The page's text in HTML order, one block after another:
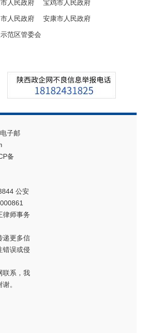
人民政府 宝鸡市人民政府
人民政府 安康市人民政府
范区管委会
子邮
备
公安
律师事务
递更多信
错误或侵
联系，我
。